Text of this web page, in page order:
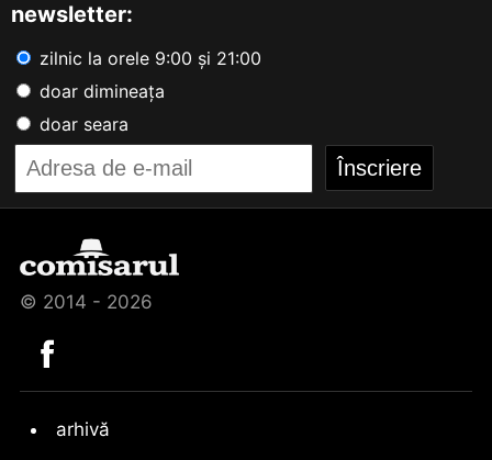
newsletter:
zilnic la orele 9:00 și 21:00
doar dimineața
doar seara
© 2014 - 2026
arhivă